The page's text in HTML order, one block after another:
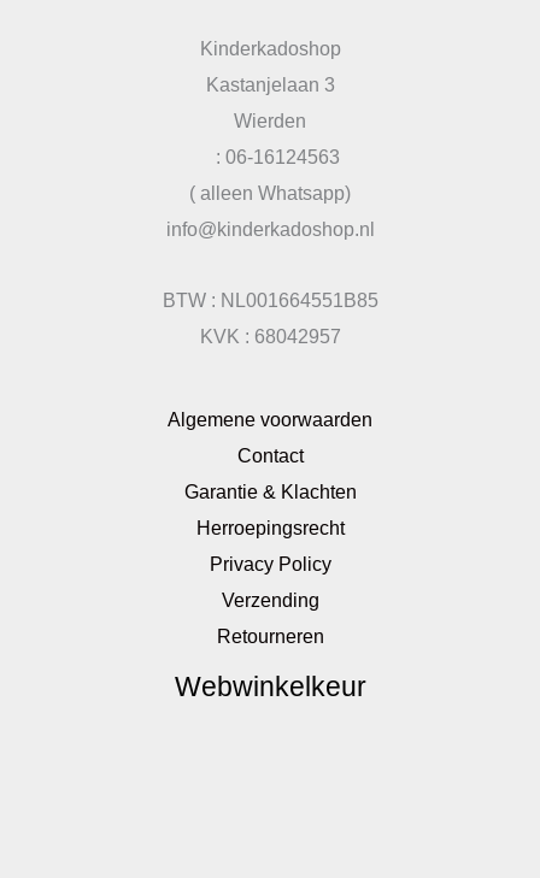
Kinderkadoshop
Kastanjelaan 3
Wierden
: 06-16124563
( alleen Whatsapp)
info@kinderkadoshop.nl
BTW : NL001664551B85
KVK : 68042957
Algemene voorwaarden
Contact
Garantie & Klachten
Herroepingsrecht
Privacy Policy
Verzending
Retourneren
Webwinkelkeur